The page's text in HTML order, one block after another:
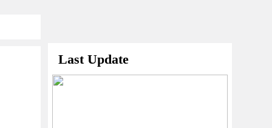
Last Update